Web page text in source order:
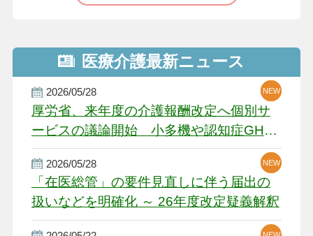
医療介護最新ニュース
2026/05/28
厚労省、来年度の介護報酬改定へ個別サ
ービスの議論開始 小多機や認知症GH、
厳しい経営環境に危機感
NEW
NEW
NEW
2026/05/28
「在医総管」の要件見直しに伴う届出の
扱いなどを明確化 ～ 26年度改定疑義解釈
NEW
NEW